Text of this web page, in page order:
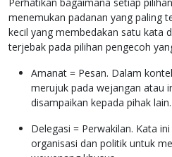
Perhatikan bagaimana setiap
menemukan padanan yang paling
kecil yang membedakan satu kata
terjebak pada pilihan pengecoh
Amanat = Pesan. Dalam
merujuk pada wejangan atau
disampaikan kepada pihak lain.
Delegasi = Perwakilan. Kata
organisasi dan politik untuk